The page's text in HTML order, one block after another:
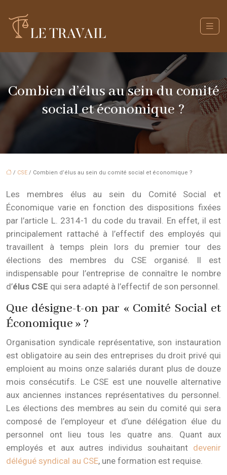
Combien d’élus au sein du comité
social et économique ?
/ CSE / Combien d’élus au sein du comité social et économique ?
Les membres élus au sein du Comité Social et
Économique varie en fonction des dispositions fixées
par l’article L. 2314-1 du code du travail. En effet, il est
principalement rattaché à l’effectif des employés qui
travaillent à temps plein lors du premier tour des
élections des membres du CSE organisé. Il est
indispensable pour l’entreprise de connaître le nombre
d’élus CSE qui sera adapté à l’effectif de son personnel.
Que désigne-t-on par « Comité Social et
Économique » ?
Organisation syndicale représentative, son instauration
est obligatoire au sein des entreprises du droit privé qui
emploient au moins onze salariés durant plus de douze
mois consécutifs. Le CSE est une nouvelle alternative
aux anciennes instances représentatives du personnel.
Les élections des membres au sein du comité qui sera
composé de l’employeur et d’une délégation élue du
personnel ont lieu tous les quatre ans. Quant aux
employés et aux autres individus souhaitant devenir
délégué syndical au CSE, une formation est requise.